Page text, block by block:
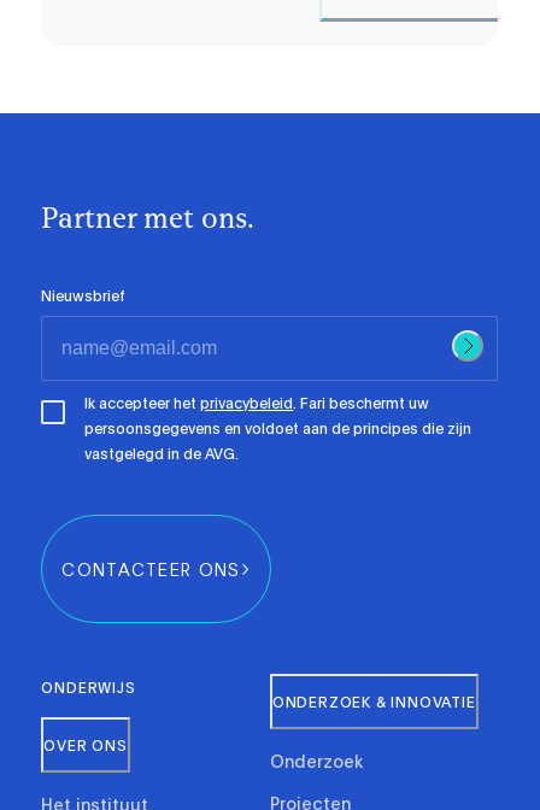
Partner met ons.
Nieuwsbrief
Ik accepteer hetprivacybeleid. Fari beschermt uw
persoonsgegevens en voldoet aan de principes die zijn
vastgelegd in de AVG.
CONTACTEER ONS
ONDERWIJS
OVER ONS
Het instituut
ONDERZOEK & INNOVATIE
Onderzoek
Projecten